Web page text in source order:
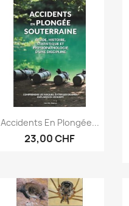
Aperçu rapide
Accidents En Plongée...
23,00 CHF